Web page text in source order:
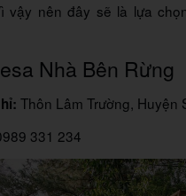
vậy nên đây sẽ là lựa
Nhà Bên Rừng
Thôn Lâm Trường, Huyện
331 234